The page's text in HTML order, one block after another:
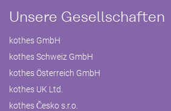
Unsere Gesellschaften
kothes GmbH
kothes Schweiz GmbH
kothes Österreich GmbH
kothes UK Ltd.
kothes Česko s.r.o.